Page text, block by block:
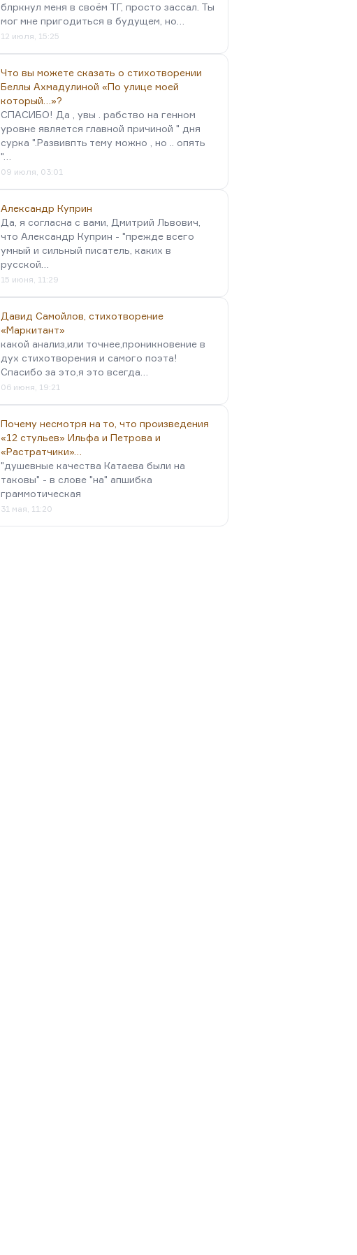
блркнул меня в своём ТГ, просто зассал. Ты
мог мне пригодиться в будущем, но…
12 июля, 15:25
Что вы можете сказать о стихотворении
Беллы Ахмадулиной «По улице моей
который…»?
СПАСИБО! Да , увы . рабство на генном
уровне является главной причиной " дня
сурка ".Развивпть тему можно , но .. опять
"…
09 июля, 03:01
Александр Куприн
Да, я согласна с вами, Дмитрий Львович,
что Александр Куприн - "прежде всего
умный и сильный писатель, каких в
русской…
15 июня, 11:29
Давид Самойлов, стихотворение
«Маркитант»
какой анализ,или точнее,проникновение в
дух стихотворения и самого поэта!
Спасибо за это,я это всегда…
06 июня, 19:21
Почему несмотря на то, что произведения
«12 стульев» Ильфа и Петрова и
«Растратчики»…
"душевные качества Катаева были на
таковы" - в слове "на" апшибка
граммотическая
31 мая, 11:20